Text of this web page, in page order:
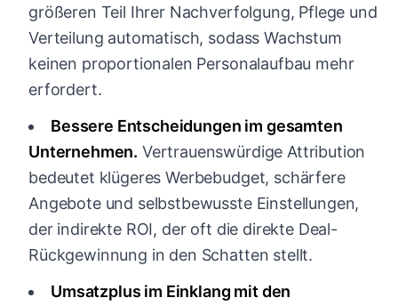
größeren Teil Ihrer Nachverfolgung, Pflege und
Verteilung automatisch, sodass Wachstum
keinen proportionalen Personalaufbau mehr
erfordert.
Bessere Entscheidungen im gesamten
Unternehmen. Vertrauenswürdige Attribution
bedeutet klügeres Werbebudget, schärfere
Angebote und selbstbewusste Einstellungen,
der indirekte ROI, der oft die direkte Deal-
Rückgewinnung in den Schatten stellt.
Umsatzplus im Einklang mit den